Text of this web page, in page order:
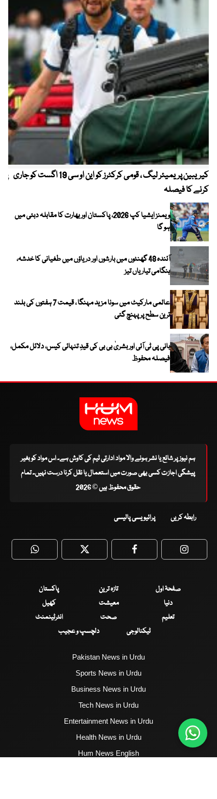
کیریبین پریمیئر لیگ ، قومی کرکٹرز کو این او سی 19 اگست کو جاری
کرنے کا فیصلہ
ویمنز ایشیا کپ 2026، پاکستان اور بھارت کا مقابلہ دبئی میں
ہو گا
آئندہ 48 گھنٹوں میں بارشوں اور دریاؤں میں طغیانی کا خدشہ،
ہنگامی تیاریاں تیز
عالمی مارکیٹ میں سونا مزید مہنگا ، قیمت 7 ہفتوں کی بلند
ترین سطح پر پہنچ گئی
بانی پی ٹی آئی اور بشریٰ بی بی کی قیدِ تنہائی کیس، دلائل مکمل،
فیصلہ محفوظ
ہم نیوز پر شائع یا نشر ہونے والا مواد ادارتی ٹیم کی کاوش ہے۔ اس مواد کو بغیر
پیشگی اجازت کسی بھی صورت میں استعمال یا نقل کرنا درست نہیں۔ تمام
حقوق محفوظ ہیں © 2026
رابطہ کریں پرائیویسی پالیسی
WhatsApp Twitter Facebook
صفحۂ اول تازہ ترین
پاکستان
دنیا
معیشت
کھیل
تعلیم
صحت
انٹرٹینمنٹ
ٹیکنالوجی
دلچسپ و عجیب
Pakistan News in Urdu
Sports News in Urdu
Business News in Urdu
Tech News in Urdu
Entertainment News in Urdu
Health News in Urdu
Hum News English